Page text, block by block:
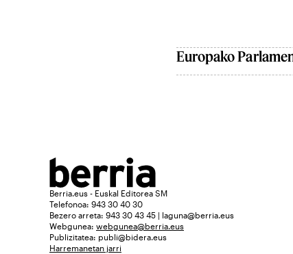
Europako
Berria.eus - Euskal Editorea SM
Telefonoa: 943 30 40 30
Bezero arreta: 943 30 43 45 | laguna@berria.eus
Webgunea: webgunea@berria.eus
Publizitatea: publi@bidera.eus
Harremanetan jarri